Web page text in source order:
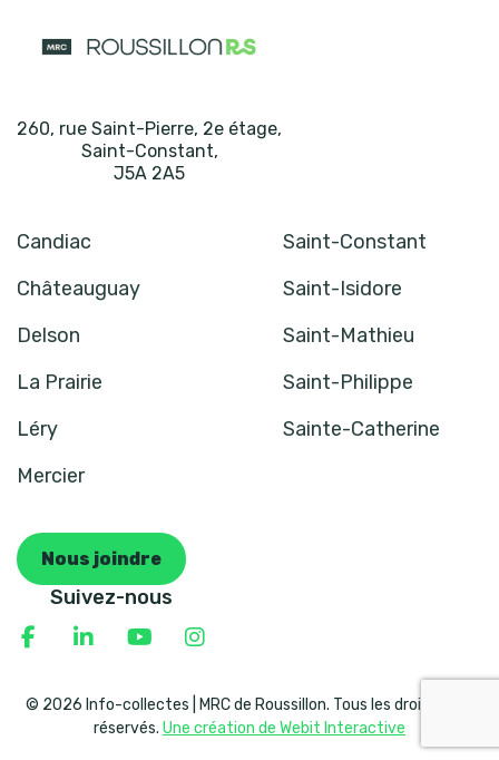
260, rue Saint-Pierre, 2e étage,
Saint-Constant,
J5A 2A5
Candiac
Saint-Constant
Châteauguay
Saint-Isidore
Delson
Saint-Mathieu
La Prairie
Saint-Philippe
Léry
Sainte-Catherine
Mercier
Nous joindre
Suivez-nous
© 2026 Info-collectes | MRC de Roussillon. Tous les droits sont
réservés. Une création de Webit Interactive